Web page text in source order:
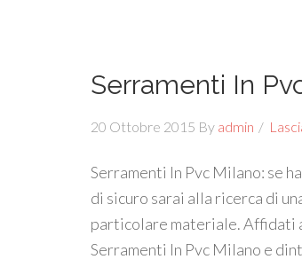
Serramenti In
20 Ottobre 2015 By admin
Serramenti In Pvc Milano: se
di sicuro sarai alla ricerca di
particolare materiale. Affidati
Serramenti In Pvc Milano e